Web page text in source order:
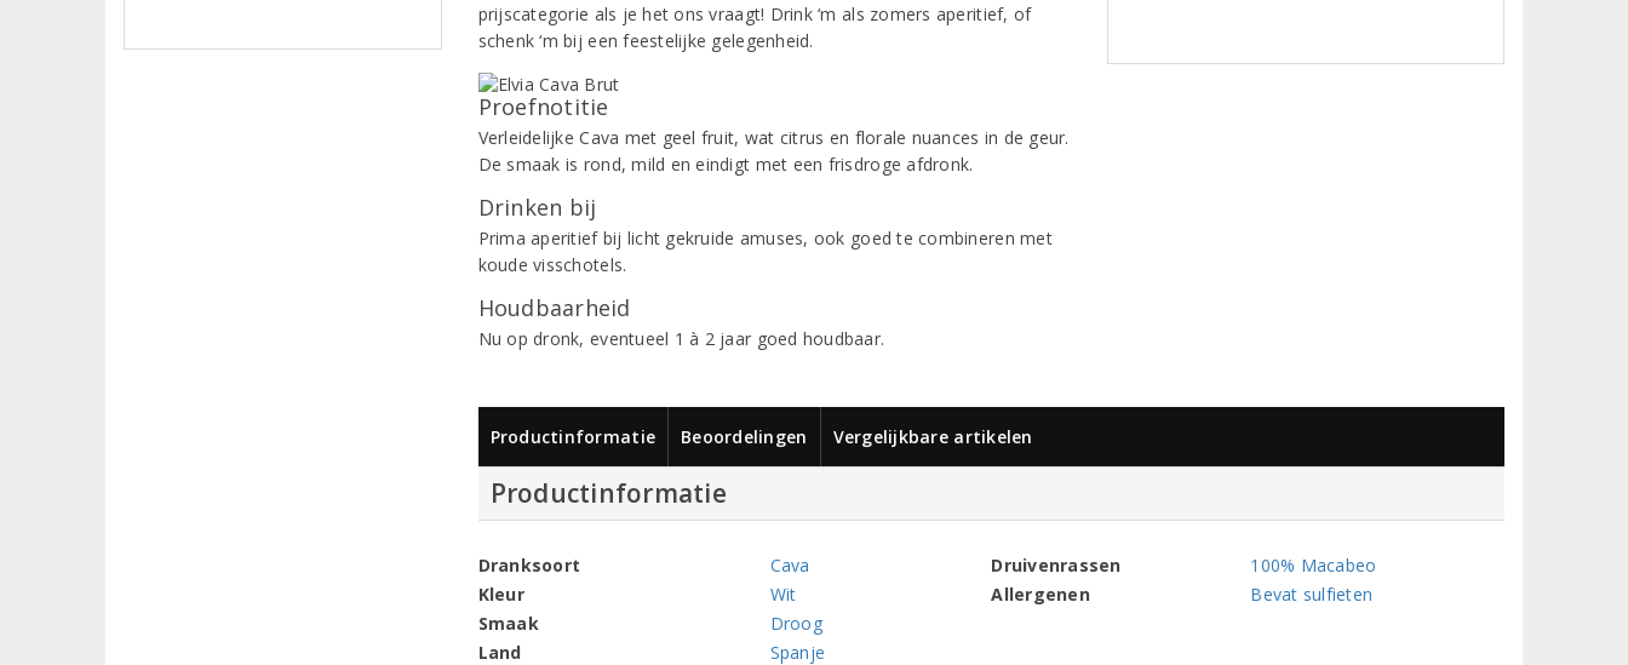
prijscategorie als je het ons vraagt! Drink ‘m als zomers aperitief, of
schenk ‘m bij een feestelijke gelegenheid.
Proefnotitie
Verleidelijke Cava met geel fruit, wat citrus en florale nuances in de geur.
De smaak is rond, mild en eindigt met een frisdroge afdronk.
Drinken bij
Prima aperitief bij licht gekruide amuses, ook goed te combineren met
koude visschotels.
Houdbaarheid
Nu op dronk, eventueel 1 à 2 jaar goed houdbaar.
Productinformatie Beoordelingen Vergelijkbare artikelen
Productinformatie
Dranksoort
Cava
Kleur
Wit
Smaak
Droog
Land
Spanje
Druivenrassen
100% Macabeo
Allergenen
Bevat sulfieten